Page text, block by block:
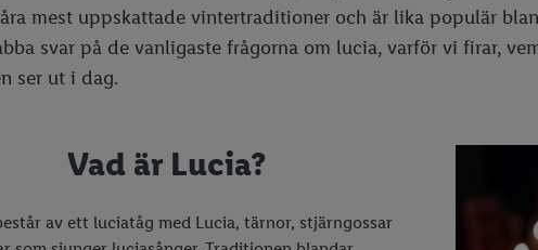
mest uppskattade vintertraditioner och är lika populär
svar på de vanligaste frågorna om lucia, varför vi firar,
ser ut i dag.
Vad är Lucia?
av ett luciatåg med Lucia, tärnor, stjärngossar